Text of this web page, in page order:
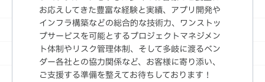
お応えしてきた豊富な経験と実績、アプリ開発や
インフラ構築などの総合的な技術力、ワンストッ
プサービスを可能とするプロジェクトマネジメン
ト体制やリスク管理体制、そして多岐に渡るベン
ダー各社との協力関係など、お客様に寄り添い、
ご支援する準備を整えてお待ちしております！